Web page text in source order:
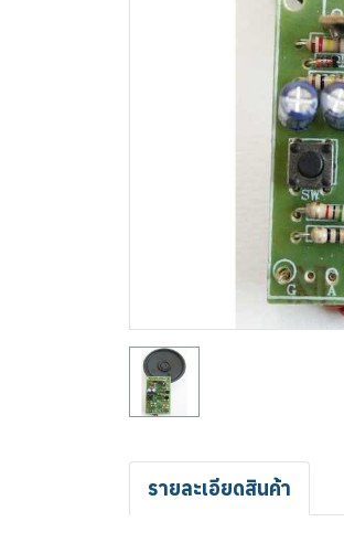
รายละเอียดสินค้า